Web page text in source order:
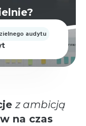
audytu
z ambicją
na czas